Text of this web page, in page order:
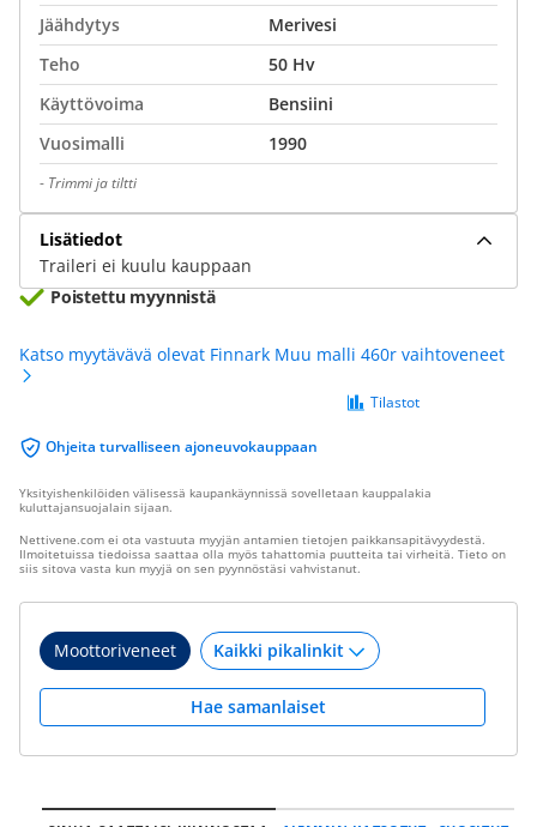
Jäähdytys
Merivesi
Teho
50 Hv
Käyttövoima
Bensiini
Vuosimalli
1990
- Trimmi ja tiltti
Lisätiedot
Traileri ei kuulu kauppaan
Poistettu myynnistä
Katso myytävävä olevat Finnark Muu malli 460r vaihtoveneet
Ohjeita turvalliseen ajoneuvokauppaan
Tilastot
Yksityishenkilöiden välisessä kaupankäynnissä sovelletaan kauppalakia
kuluttajansuojalain sijaan.
Nettivene.com ei ota vastuuta myyjän antamien tietojen paikkansapitävyydestä.
Ilmoitetuissa tiedoissa saattaa olla myös tahattomia puutteita tai virheitä. Tieto on
siis sitova vasta kun myyjä on sen pyynnöstäsi vahvistanut.
Moottoriveneet
Hae samanlaiset